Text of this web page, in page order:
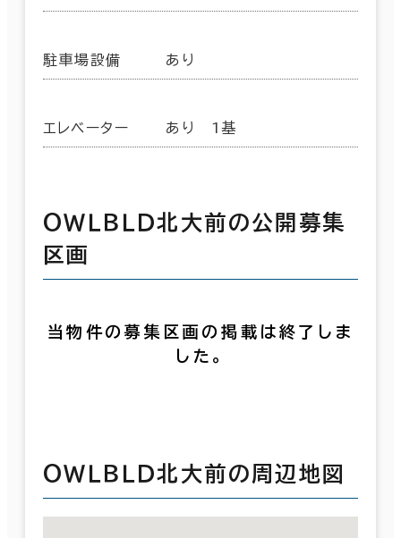
駐車場設備 あり
エレベーター あり 1基
ＯＷＬＢＬＤ北大前の公開募集
区画
当物件の募集区画の掲載は終了しま
した。
ＯＷＬＢＬＤ北大前の周辺地図